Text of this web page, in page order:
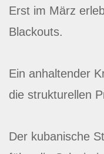
Erst im März
Blackouts.
Ein anhaltender
die strukturellen
Der kubanische